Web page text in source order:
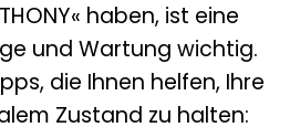
haben, ist eine
und Wartung wichtig.
die Ihnen helfen, Ihre
Zustand zu halten: